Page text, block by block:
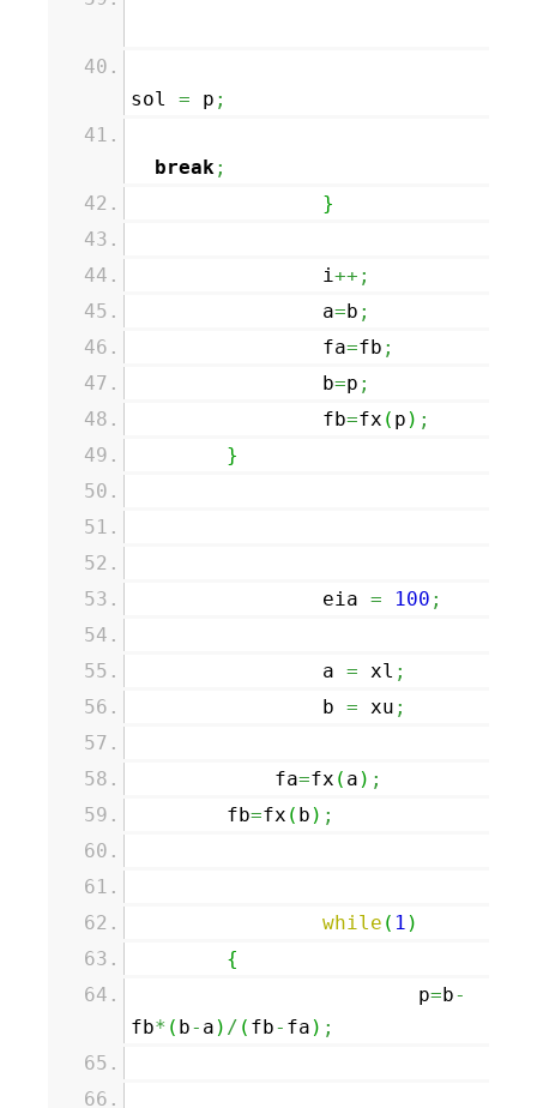
sol = p ;
break;
}
i++;
a=b ;
fa=fb ;
b=p ;
fb=fx ( p ) ;
}
eia = 100 ;
a = xl ;
b = xu ;
fa=fx ( a ) ;
fb=fx ( b ) ;
while ( 1 )
{
p=b-
fb* ( b- a ) / ( fb- fa ) ;